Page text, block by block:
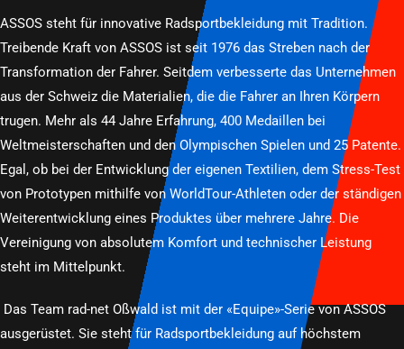
ASSOS steht für innovative Radsportbekleidung mit Tradition.
Treibende Kraft von ASSOS ist seit 1976 das Streben nach der
Transformation der Fahrer. Seitdem verbesserte das Unternehmen
aus der Schweiz die Materialien, die die Fahrer an Ihren Körpern
trugen. Mehr als 44 Jahre Erfahrung, 400 Medaillen bei
Weltmeisterschaften und den Olympischen Spielen und 25 Patente.
Egal, ob bei der Entwicklung der eigenen Textilien, dem Stress-Test
von Prototypen mithilfe von WorldTour-Athleten oder der ständigen
Weiterentwicklung eines Produktes über mehrere Jahre. Die
Vereinigung von absolutem Komfort und technischer Leistung
steht im Mittelpunkt.
Das Team rad-net Oßwald ist mit der «Equipe»-Serie von ASSOS
ausgerüstet. Sie steht für Radsportbekleidung auf höchstem